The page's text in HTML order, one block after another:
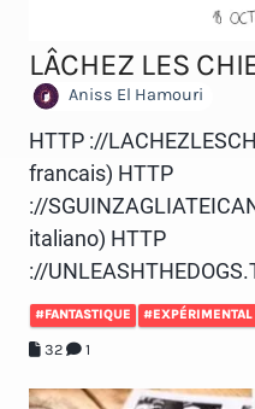
LÂCHEZ LES
Aniss El Hamouri
HTTP ://
francais) HTTP
://
italiano) HTTP
://
#FANTASTIQUE #EXPÉRIMENTAL
32 1